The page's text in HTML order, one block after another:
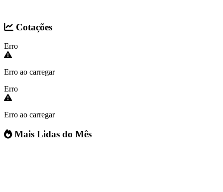
Cotações
Erro
Erro ao carregar
Erro
Erro ao carregar
Mais Lidas do Mês